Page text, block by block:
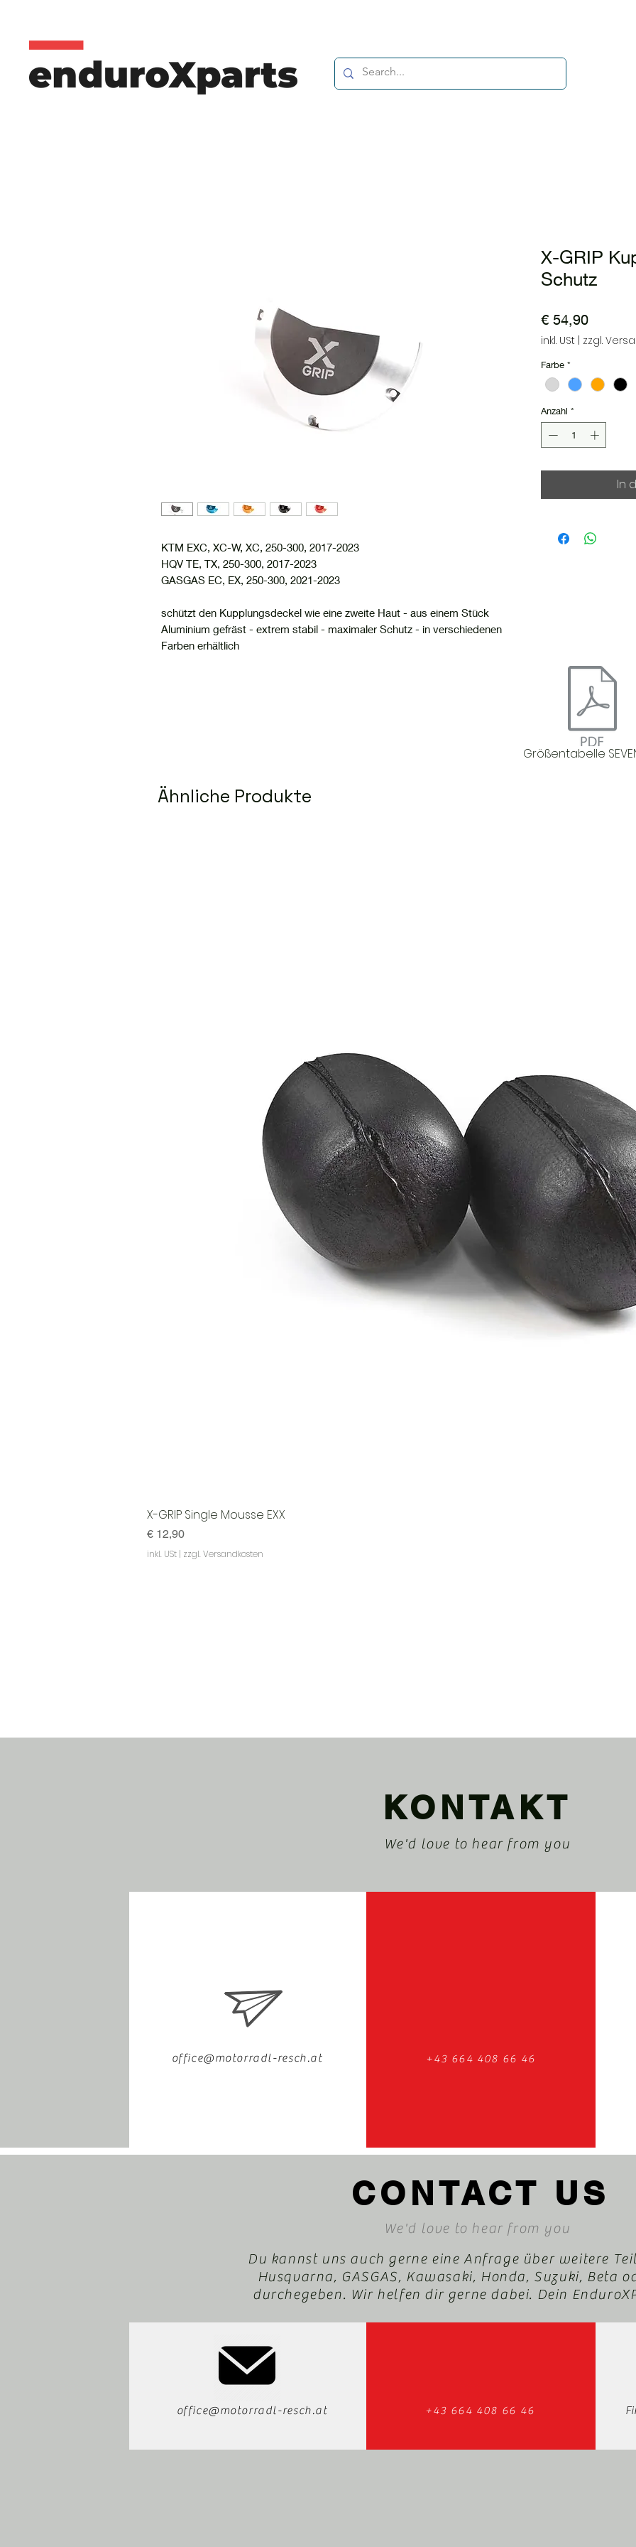
KTM EXC, XC-W, XC, 250-300, 2017-2023
HQV TE, TX, 250-300, 2017-2023
GASGAS EC, EX, 250-300, 2021-2023
schützt den Kupplungsdeckel wie eine zweite Haut - aus einem Stück
Aluminium gefräst - extrem stabil - maximaler Schutz - in verschiedenen
Farben erhältlich
X-GRIP
Schutz
€ 54,90Preis
inkl. USt zzgl.
Farbe *
Anzahl *
In
Größentabelle
Ähnliche Produkte
X-GRIP Single Mousse EXX
Preis
€ 12,90
inkl. USt | zzgl. Versandkosten
KONTAKT
We'd love to hear from you
office@motorradl-resch.at +43 664 408 66 46
CONTACT US
We'd love to hear from you
Du kannst uns auch gerne eine Anfrage über weitere
Husqvarna, GASGAS, Kawasaki, Honda, Suzuki, Beta
durchegeben. Wir helfen dir gerne dabei. Dein
office@motorradl-resch.at +43 664 408 66 46